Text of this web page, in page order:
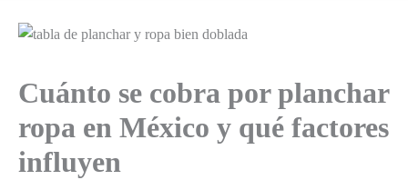
Cuánto se cobra por planchar
ropa en México y qué factores
influyen